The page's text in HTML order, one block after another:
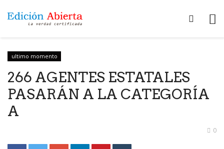
ultimo momento
266 AGENTES ESTATALES
PASARÁN A LA CATEGORÍA
A
0